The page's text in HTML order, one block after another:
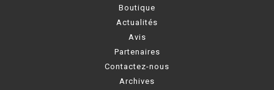
TABLE 700 VITRÉE
TABLE CONGÉLATEUR
SOUBASSEMENT RÉFRIGÉRÉ
Boutique
Actualités
Avis
Partenaires
Contactez-nous
Archives